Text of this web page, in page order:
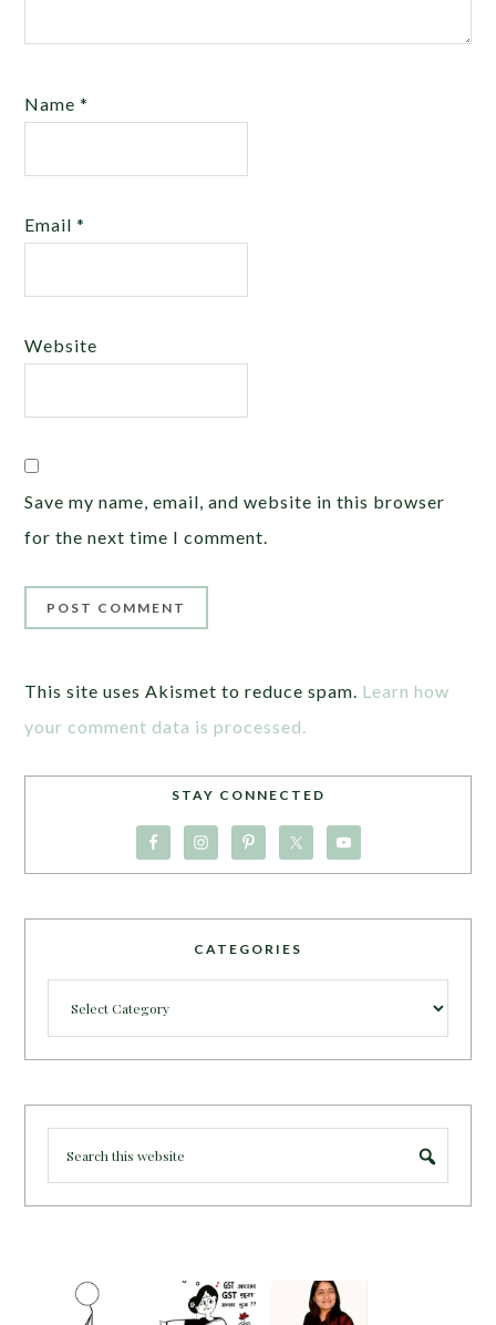
Name*
Email*
Website
Save my name, email, and website in this browser
for the next time I comment.
This site uses Akismet to reduce spam. Learn how
your comment data is processed.
STAY CONNECTED
CATEGORIES